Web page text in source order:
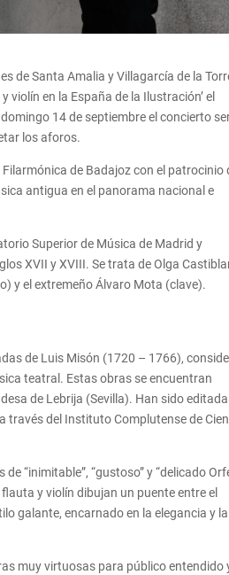
de Santa Amalia y Villagarcía de la
en la España de la Ilustración’ el
14 de septiembre el concierto
los aforos.
de Badajoz con el patrocinio
antigua en el panorama nacional e
Superior de Música de Madrid y
XVII y XVIII. Se trata de Olga
y el extremeño Álvaro Mota (clave).
de Luis Misón (1720 – 1766),
teatral. Estas obras se encuentran
de Lebrija (Sevilla). Han sido
través del Instituto Complutense de
“inimitable”, “gustoso” y “delicado
y violín dibujan un puente entre el
galante, encarnado en la elegancia y la
muy virtuosas para público entendido